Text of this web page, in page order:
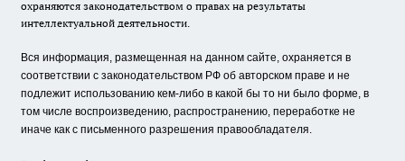
охраняются законодательством о правах на результаты
интеллектуальной деятельности.
Вся информация, размещенная на данном сайте, охраняется в
соответствии с законодательством РФ об авторском праве и не
подлежит использованию кем-либо в какой бы то ни было форме, в
том числе воспроизведению, распространению, переработке не
иначе как с письменного разрешения правообладателя.